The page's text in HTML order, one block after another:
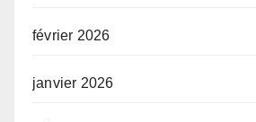
février 2026
janvier 2026